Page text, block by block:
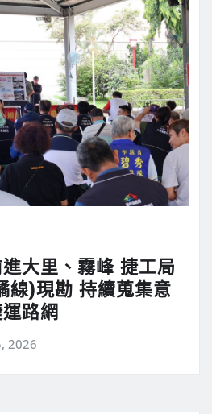
大里、霧峰 捷工局
線)現勘 持續蒐集意
路網
2026